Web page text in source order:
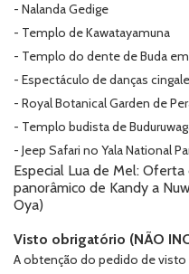
- Nalanda Gedige
- Templo de Kawatayamuna
- Templo do dente de Buda
- Espectáculo de danças
- Royal Botanical Garden de
- Templo budista de
- Jeep Safari no Yala National
Especial Lua de Mel:
panorâmico de Kandy a
Oya)
Visto obrigatório (NÃO
A obtenção do pedido de